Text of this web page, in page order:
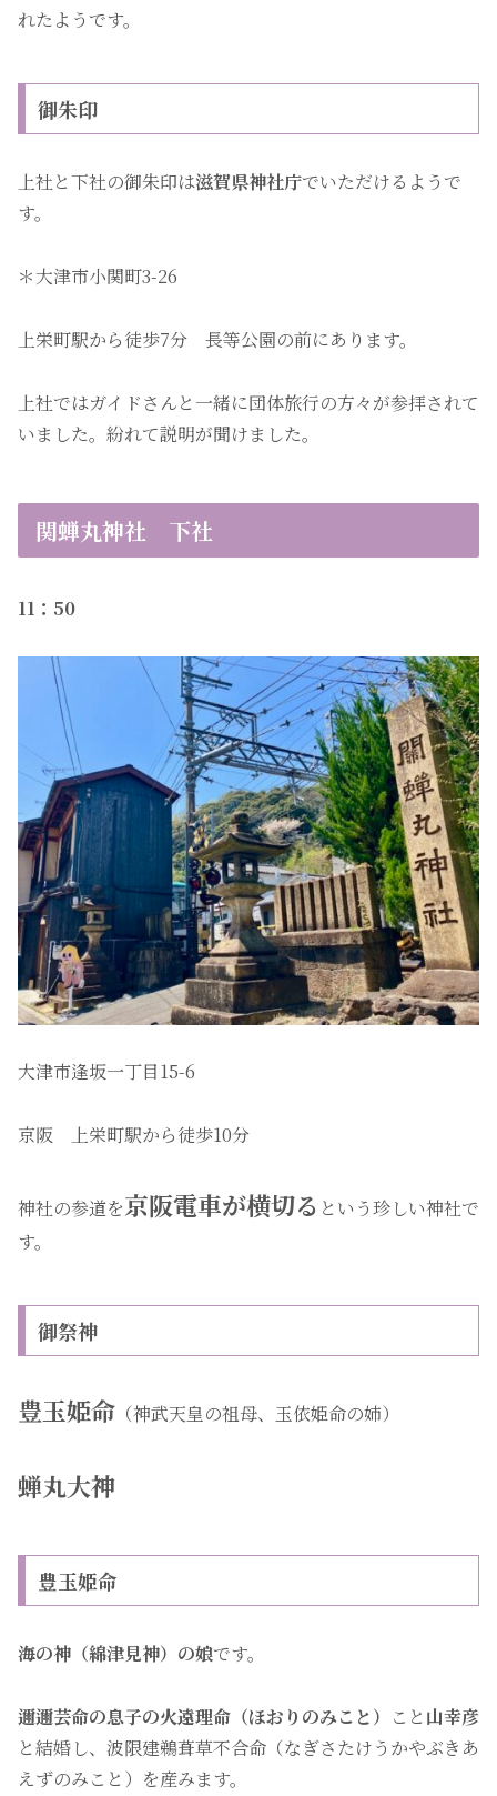
れたようです。
御朱印
上社と下社の御朱印は滋賀県神社庁でいただけるようで
す。
＊大津市小関町3-26
上栄町駅から徒歩7分 長等公園の前にあります。
上社ではガイドさんと一緒に団体旅行の方々が参拝されて
いました。紛れて説明が聞けました。
関蝉丸神社 下社
11：50
大津市逢坂一丁目15-6
京阪 上栄町駅から徒歩10分
神社の参道を京阪電車が横切る という珍しい神社で
す。
御祭神
豊玉姫命 （神武天皇の祖母、玉依姫命の姉）
蝉丸大神
豊玉姫命
海の神（綿津見神）の娘です。
邇邇芸命の息子の火遠理命（ほおりのみこと） こと 山幸彦
と結婚し、波限建鵜葺草不合命（なぎさたけうかやぶきあ
えずのみこと）を産みます。